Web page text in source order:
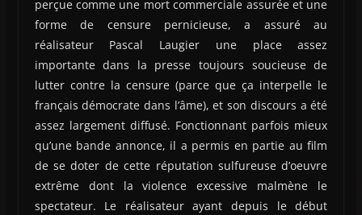
perçue comme une mort commerciale assurée et une
forme de censure pernicieuse, a assuré au
réalisateur Pascal Laugier une place assez
importante dans la presse toujours soucieuse de
lutter contre la censure (parce que ça interpelle le
français démocrate dans l’âme), et son discours a été
assez largement diffusé. Fonctionnant parfois mieux
qu’une bande annonce, il a permis en partie au film
de se doter de cette réputation sulfureuse d’oeuvre
extrême dont la violence excessive malmène le
spectateur. Le réalisateur ayant depuis le début